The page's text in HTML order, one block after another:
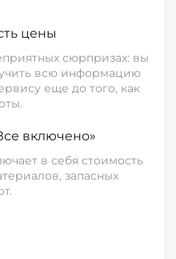
цены
сюрпризах: вы
всю информацию
еще до того, как
включено»
в себя стоимость
запасных